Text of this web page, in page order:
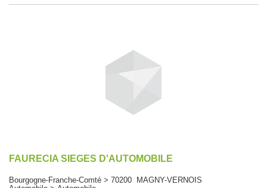
FAURECIA SIEGES D'AUTOMOBILE
Bourgogne-Franche-Comté > 70200 MAGNY-VERNOIS